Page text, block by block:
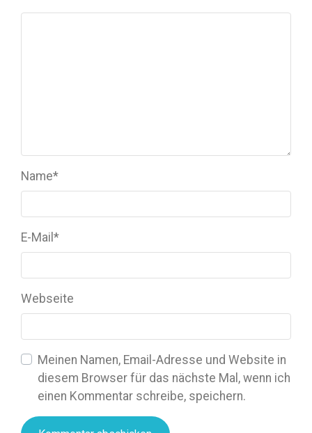
Name*
E-Mail *
Webseite
Meinen Namen, Email-Adresse und Website in
diesem Browser für das nächste Mal, wenn ich
einen Kommentar schreibe, speichern.